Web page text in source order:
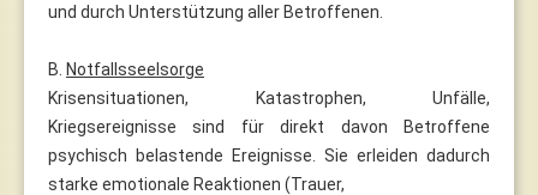
und durch Unterstützung aller Betroffenen.
B. Notfallsseelsorge
Krisensituationen, Katastrophen, Unfälle,
Kriegsereignisse sind für direkt davon Betroffene
psychisch belastende Ereignisse. Sie erleiden dadurch
starke emotionale Reaktionen (Trauer,